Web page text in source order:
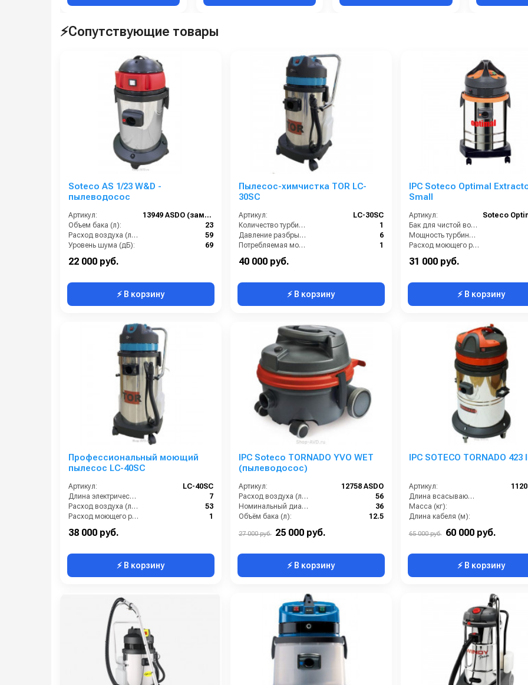
⚡Сопутствующие товары
Soteco AS 1/23 W&D -
пылеводосос
Артикул:
13949 ASDO (зам. 09609 ASDO)
Объем бака (л):
23
Расход воздуха (л/сек):
59
Уровень шума (дБ):
69
Мощность (Вт):
22 000 руб.
⚡ В корзину
Пылесос-химчистка TOR LC-
30SC
Артикул:
LC-30SC
Количество турбин (шт):
1
Давление разбрызгивания (бар):
6
Потребляемая мощность (кВт):
1
Электропитание (В):
40 000 руб.
⚡ В корзину
IPC Soteco Optimal
Small
Артикул:
Бак для чистой воды (л):
Мощность турбины (Вт):
Расход моющего раствора (л/мин):
Разряжение (мБар):
31 000 руб.
⚡ В корзину
Профессиональный моющий
пылесос LC-40SC
Артикул:
LC-40SC
Длина электрического кабеля (м):
7
Расход воздуха (л/сек):
53
Расход моющего раствора (л/мин):
1
38 000 руб.
⚡ В корзину
IPC Soteco TORNADO YVO WET
(пылеводосос)
Артикул:
12758 ASDO
Расход воздуха (л/сек):
56
Номинальный диаметр принадлежностей (мм):
36
Объём бака (л):
12.5
27 000 руб. 25 000 руб.
⚡ В корзину
IPC SOTECO TORNADO 423
Артикул:
Длина всасывающего шланга (м):
Масса (кг):
Длина кабеля (м):
65 000 руб. 60 000 руб.
⚡ В корзину